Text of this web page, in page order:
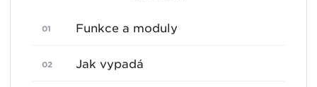
Funkce a moduly
Jak vypadá